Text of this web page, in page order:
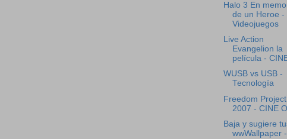
Halo 3 En
de un Heroe -
Videojuegos
Live Action
Evangelion la
película -
WUSB vs USB -
Tecnología
Freedom Project
2007 - CINE
Baja y sugiere
wwWallpaper